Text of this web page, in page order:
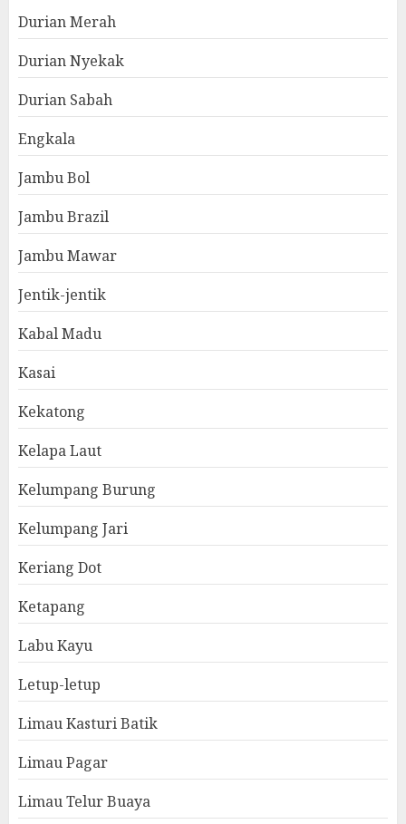
Durian Merah
Durian Nyekak
Durian Sabah
Engkala
Jambu Bol
Jambu Brazil
Jambu Mawar
Jentik-jentik
Kabal Madu
Kasai
Kekatong
Kelapa Laut
Kelumpang Burung
Kelumpang Jari
Keriang Dot
Ketapang
Labu Kayu
Letup-letup
Limau Kasturi Batik
Limau Pagar
Limau Telur Buaya